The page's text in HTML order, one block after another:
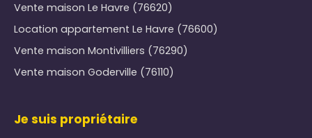
Vente maison Le Havre (76620)
Location appartement Le Havre (76600)
Vente maison Montivilliers (76290)
Vente maison Goderville (76110)
Je suis propriétaire